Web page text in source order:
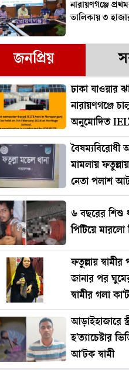
নারায়ণগঞ্জে
তালিকায় ৩
জনপ্রিয়
ঢাকা যাওয়ার
নারায়ণগঞ্জে
অনুমোদিত
বৈষম্যবিরোধী
মামলায়
নেতা পলাশ
৬ বছরের শিশু
পিটিয়ে মারলো
ফতুল্লায়
জানার পর
স্বামীর গলা
আড়াইহাজারে
হ'ত্যাচেষ্টার
আ'টক স্বামী